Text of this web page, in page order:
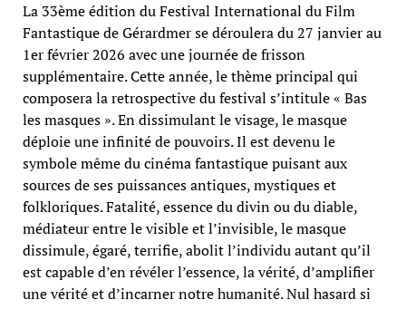
La 33ème édition du Festival International du Film
Fantastique de Gérardmer se déroulera du 27 janvier au
1er février 2026 avec une journée de frisson
supplémentaire. Cette année, le thème principal qui
composera la retrospective du festival s’intitule « Bas
les masques ». En dissimulant le visage, le masque
déploie une infinité de pouvoirs. Il est devenu le
symbole même du cinéma fantastique puisant aux
sources de ses puissances antiques, mystiques et
folkloriques. Fatalité, essence du divin ou du diable,
médiateur entre le visible et l’invisible, le masque
dissimule, égaré, terrifie, abolit l’individu autant qu’il
est capable d’en révéler l’essence, la vérité, d’amplifier
une vérité et d’incarner notre humanité. Nul hasard si